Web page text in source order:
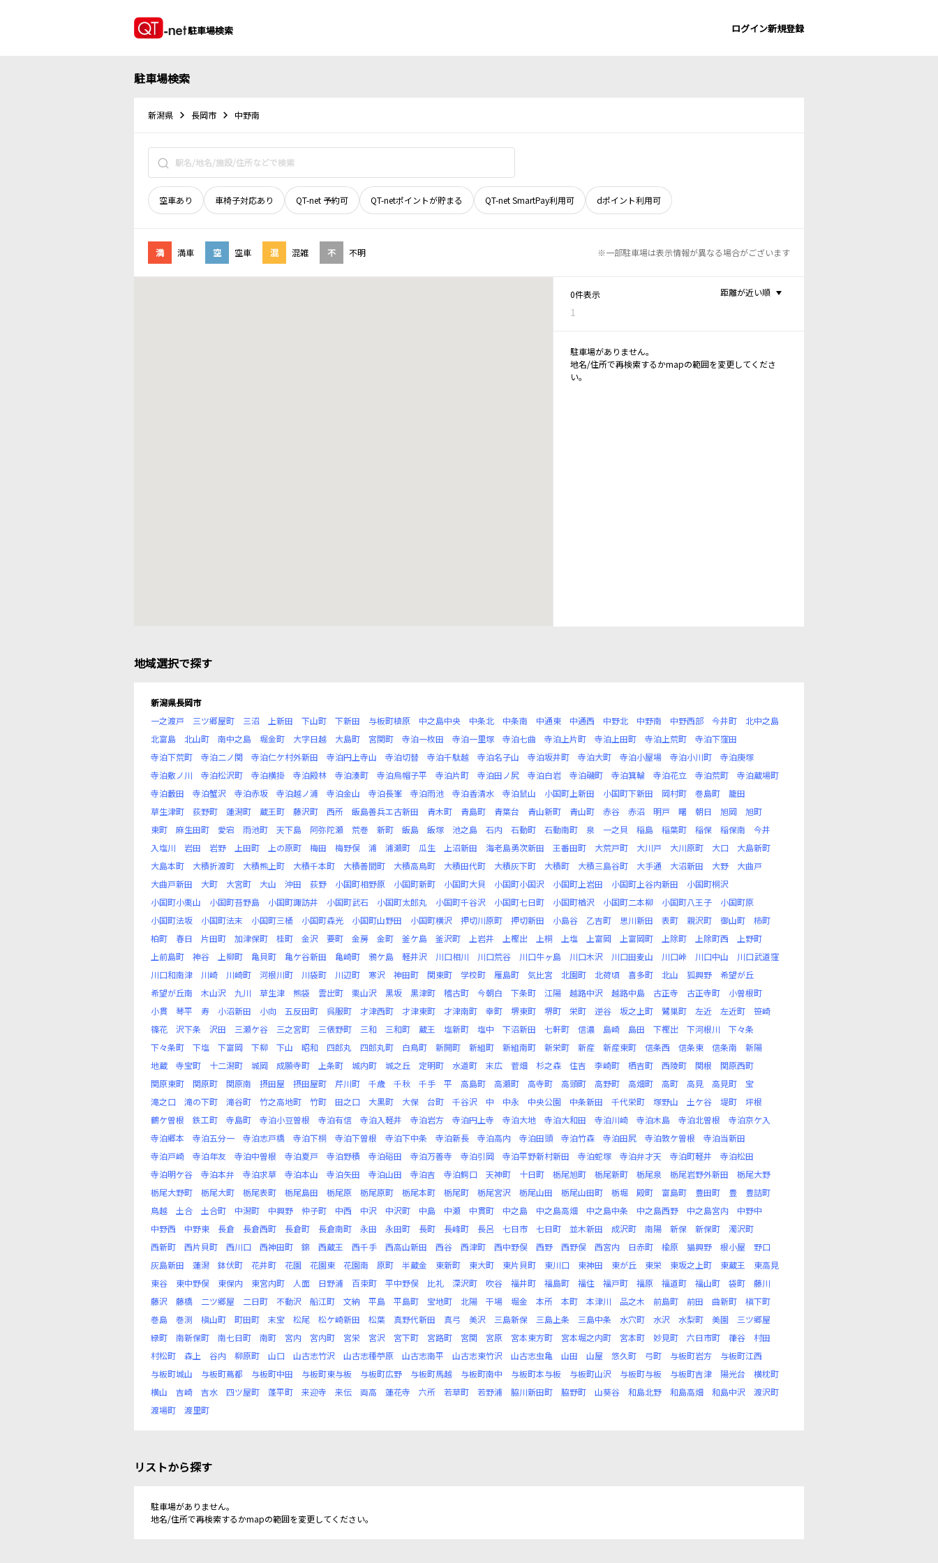
駐車場検索 ログイン新規登録
駐車場検索
新潟県 長岡市 中野南
空車あり 車椅子対応あり QT-net 予約可 QT-netポイントが貯まる QT-net SmartPay利用可 dポイント利用可
満 満車 空 空車 混 混雑 不 不明 ※一部駐車場は表示情報が異なる場合がございます
0件表示
1
距離が近い順
駐車場がありません。
地名/住所で再検索するかmapの範囲を変更してくださ
い。
地域選択で探す
新潟県長岡市
一之渡戸
三ツ郷屋町 三沼 上新田 下山町 下新田 与板町槙原 中之島中央 中条北 中条南 中通東 中通西 中野北 中野南 中野西部 今井町
北中之島
北富島
北山町 南中之島 堀金町 大字日越 大島町 宮関町 寺泊一枚田 寺泊一里塚 寺泊七曲 寺泊上片町 寺泊上田町 寺泊上荒町
寺泊下窪田
寺泊下荒町
寺泊二ノ関 寺泊仁ケ村外新田 寺泊円上寺山 寺泊切替 寺泊千駄越 寺泊名子山 寺泊坂井町 寺泊大町 寺泊小屋場 寺泊小川町
寺泊庚塚
寺泊敷ノ川
寺泊松沢町 寺泊横掛 寺泊殿林 寺泊湊町 寺泊烏帽子平 寺泊片町 寺泊田ノ尻 寺泊白岩 寺泊磯町 寺泊箕輪 寺泊花立 寺泊荒町
寺泊蔵場町
寺泊藪田
寺泊蟹沢 寺泊赤坂 寺泊越ノ浦 寺泊金山 寺泊長峯 寺泊雨池 寺泊香清水 寺泊鼠山 小国町上新田 小国町下新田 岡村町 巻島町
籠田
草生津町
荻野町 蓮潟町 蔵王町 藤沢町 西所 飯島善兵エ古新田 青木町 青島町 青葉台 青山新町 青山町 赤谷 赤沼 明戸 曙 朝日 旭岡
旭町
東町
麻生田町 愛宕 雨池町 天下島 阿弥陀瀬 荒巻 新町 飯島 飯塚 池之島 石内 石動町 石動南町 泉 一之貝 稲島 稲葉町 稲保 稲保南
今井
入塩川
岩田 岩野 上田町 上の原町 梅田 梅野俣 浦 浦瀬町 瓜生 上沼新田 海老島勇次新田 王番田町 大荒戸町 大川戸 大川原町 大口
大島新町
大島本町
大積折渡町 大積熊上町 大積千本町 大積善間町 大積高鳥町 大積田代町 大積灰下町 大積町 大積三島谷町 大手通 大沼新田 大野
大曲戸
大曲戸新田
大町 大宮町 大山 沖田 荻野 小国町相野原 小国町新町 小国町大貝 小国町小国沢 小国町上岩田 小国町上谷内新田
小国町桐沢
小国町小栗山
小国町苔野島 小国町諏訪井 小国町武石 小国町太郎丸 小国町千谷沢 小国町七日町 小国町楢沢 小国町二本柳 小国町八王子
小国町原
小国町法坂
小国町法末 小国町三桶 小国町森光 小国町山野田 小国町横沢 押切川原町 押切新田 小島谷 乙吉町 思川新田 表町 親沢町 御山町
柿町
柏町
春日 片田町 加津保町 桂町 金沢 要町 金房 金町 釜ケ島 釜沢町 上岩井 上樫出 上桐 上塩 上富岡 上富岡町 上除町 上除町西
上野町
上前島町
神谷 上柳町 亀貝町 亀ケ谷新田 亀崎町 鴉ケ島 軽井沢 川口相川 川口荒谷 川口牛ヶ島 川口木沢 川口田麦山 川口峠 川口中山
川口武道窪
川口和南津
川崎 川崎町 河根川町 川袋町 川辺町 寒沢 神田町 関東町 学校町 雁島町 気比宮 北園町 北荷頃 喜多町 北山 狐興野
希望が丘
希望が丘南
木山沢 九川 草生津 熊袋 雲出町 栗山沢 黒坂 黒津町 稽古町 今朝白 下条町 江陽 越路中沢 越路中島 古正寺 古正寺町
小曽根町
小貫
琴平 寿 小沼新田 小向 五反田町 呉服町 才津西町 才津東町 才津南町 幸町 堺東町 堺町 栄町 逆谷 坂之上町 鷺巣町 左近 左近町
笹崎
篠花
沢下条 沢田 三瀬ケ谷 三之宮町 三俵野町 三和 三和町 蔵王 塩新町 塩中 下沼新田 七軒町 信濃 島崎 島田 下樫出 下河根川
下々条
下々条町
下塩 下富岡 下柳 下山 昭和 四郎丸 四郎丸町 白鳥町 新開町 新組町 新組南町 新栄町 新産 新産東町 信条西 信条東 信条南
新陽
地蔵
寺宝町 十二潟町 城岡 成願寺町 上条町 城内町 城之丘 定明町 水道町 末広 菅畑 杉之森 住吉 李崎町 栖吉町 西陵町 関根
関原西町
関原東町
関原町 関原南 摂田屋 摂田屋町 芹川町 千歳 千秋 千手 平 高島町 高瀬町 高寺町 高頭町 高野町 高畑町 高町 高見 高見町
宝
滝之口
滝の下町 滝谷町 竹之高地町 竹町 田之口 大黒町 大保 台町 千谷沢 中 中永 中央公園 中条新田 千代栄町 塚野山 土ケ谷 堤町
坪根
鶴ケ曽根
鉄工町 寺島町 寺泊小豆曽根 寺泊有信 寺泊入軽井 寺泊岩方 寺泊円上寺 寺泊大地 寺泊大和田 寺泊川崎 寺泊木島 寺泊北曽根
寺泊京ケ入
寺泊郷本
寺泊五分一 寺泊志戸橋 寺泊下桐 寺泊下曽根 寺泊下中条 寺泊新長 寺泊高内 寺泊田頭 寺泊竹森 寺泊田尻 寺泊敦ケ曽根
寺泊当新田
寺泊戸崎
寺泊年友 寺泊中曽根 寺泊夏戸 寺泊野積 寺泊硲田 寺泊万善寺 寺泊引岡 寺泊平野新村新田 寺泊蛇塚 寺泊弁才天 寺泊町軽井
寺泊松田
寺泊明ケ谷
寺泊本弁 寺泊求草 寺泊本山 寺泊矢田 寺泊山田 寺泊吉 寺泊鰐口 天神町 十日町 栃尾旭町 栃尾新町 栃尾泉 栃尾岩野外新田
栃尾大野
栃尾大野町
栃尾大町 栃尾表町 栃尾島田 栃尾原 栃尾原町 栃尾本町 栃尾町 栃尾宮沢 栃尾山田 栃尾山田町 栃堀 殿町 富島町 豊田町 豊
豊詰町
鳥越
土合 土合町 中潟町 中興野 仲子町 中西 中沢 中沢町 中島 中瀬 中貫町 中之島 中之島高畑 中之島中条 中之島西野 中之島宮内
中野中
中野西
中野東 長倉 長倉西町 長倉町 長倉南町 永田 永田町 長町 長峰町 長呂 七日市 七日町 並木新田 成沢町 南陽 新保 新保町
濁沢町
西新町
西片貝町 西川口 西神田町 錦 西蔵王 西千手 西高山新田 西谷 西津町 西中野俣 西野 西野俣 西宮内 日赤町 楡原 猫興野 根小屋
野口
灰島新田
蓮潟 鉢伏町 花井町 花園 花園東 花園南 原町 半蔵金 東新町 東大町 東片貝町 東川口 東神田 東が丘 東栄 東坂之上町 東蔵王
東高見
東谷
東中野俣 東保内 東宮内町 人面 日野浦 百束町 平中野俣 比礼 深沢町 吹谷 福井町 福島町 福住 福戸町 福原 福道町 福山町 袋町
藤川
藤沢
藤橋 二ツ郷屋 二日町 不動沢 船江町 文納 平島 平島町 宝地町 北陽 干場 堀金 本所 本町 本津川 品之木 前島町 前田 曲新町
槇下町
巻島
巻渕 槇山町 町田町 末宝 松尾 松ケ崎新田 松葉 真野代新田 真弓 美沢 三島新保 三島上条 三島中条 水穴町 水沢 水梨町 美園
三ツ郷屋
緑町
南新保町 南七日町 南町 宮内 宮内町 宮栄 宮沢 宮下町 宮路町 宮関 宮原 宮本東方町 宮本堀之内町 宮本町 妙見町 六日市町 葎谷
村田
村松町
森上 谷内 柳原町 山口 山古志竹沢 山古志種苧原 山古志南平 山古志東竹沢 山古志虫亀 山田 山屋 悠久町 弓町 与板町岩方
与板町江西
与板町城山
与板町蔦都 与板町中田 与板町東与板 与板町広野 与板町馬越 与板町南中 与板町本与板 与板町山沢 与板町与板 与板町吉津 陽光台
横枕町
横山
吉崎 吉水 四ツ屋町 蓬平町 来迎寺 来伝 両高 蓮花寺 六所 若草町 若野浦 脇川新田町 脇野町 山葵谷 和島北野 和島高畑 和島中沢
渡沢町
渡場町
渡里町
リストから探す
駐車場がありません。
地名/住所で再検索するかmapの範囲を変更してください。